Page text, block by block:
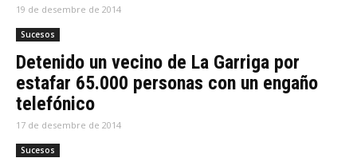
19 de desembre de 2014
Sucesos
Detenido un vecino de La Garriga por
estafar 65.000 personas con un engaño
telefónico
17 de desembre de 2014
Sucesos